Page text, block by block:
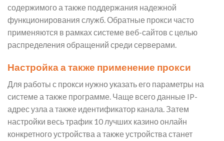
содержимого а также поддержания надежной
функционирования служб. Обратные прокси часто
применяются в рамках системе веб-сайтов с целью
распределения обращений среди серверами.
Настройка а также применение прокси
Для работы с прокси нужно указать его параметры на
системе а также программе. Чаще всего данные IP-
адрес узла а также идентификатор канала. Затем
настройки весь трафик 10 лучших казино онлайн
конкретного устройства а также устройства станет